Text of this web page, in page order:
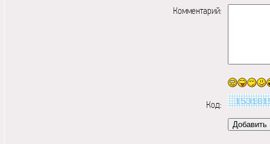
Комментарий:
Код: